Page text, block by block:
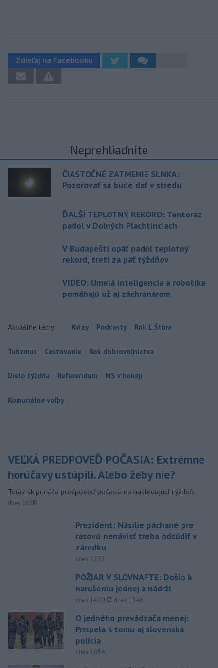
Zdieľaj na Facebooku
Neprehliadnite
ČIASTOČNÉ ZATMENIE SLNKA:
Pozorovať sa bude dať v stredu
ĎALŠÍ TEPLOTNÝ REKORD: Tentoraz
padol v Dolných Plachtinciach
V Budapešti opäť padol teplotný
rekord, tretí za päť týždňov
VIDEO: Umelá inteligencia a robotika
pomáhajú už aj záchranárom
Aktuálne témy: Kvízy Podcasty Rok Ľ.Štúra
Turizmus Cestovanie Rok dobrovoľníctva
Dielo týždňa Referendum MS v hokeji
Komunálne voľby
VEĽKÁ PREDPOVEĎ POČASIA: Extrémne
horúčavy ustúpili. Alebo žeby nie?
Teraz.sk prináša predpoveď počasia na nasledujúci týždeň.
dnes 16:00
Prezident: Násilie páchané pre
rasovú nenávisť treba odsúdiť v
zárodku
dnes 12:33
POŽIAR V SLOVNAFTE: Došlo k
narušeniu jednej z nádrží
dnes 14:20, aktualizované
dnes 15:46
O jedného prevádzača menej:
Prispela k tomu aj slovenská
polícia
dnes 16:14